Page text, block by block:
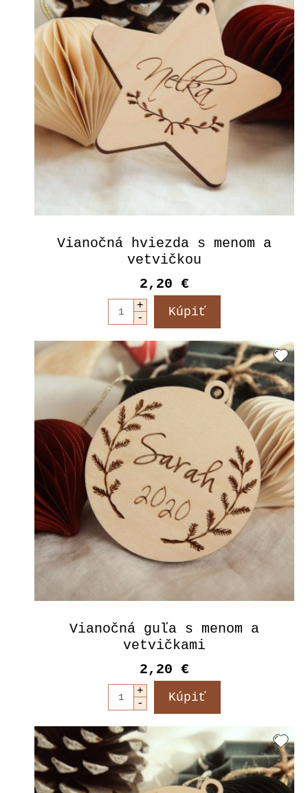
Vianočná hviezda s menom a
vetvičkou
2,20 €
Vianočná guľa s menom a
vetvičkami
2,20 €